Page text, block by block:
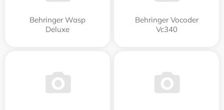
Behringer Wasp
Deluxe
Behringer Vocoder
Vc340